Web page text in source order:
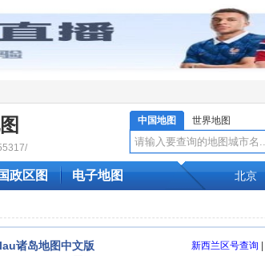
中国地图 世界地图
政区图 电子地图 北京
诸岛地图中文版 新西兰区号查询